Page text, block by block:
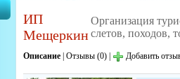
ИП
Мещеркин
Организация
слетов, походов,
Описание Отзывы (0) Добавить